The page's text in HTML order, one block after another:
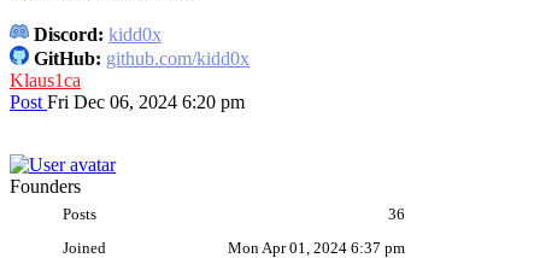
Discord: kidd0x
GitHub: github.com/kidd0x
Klaus1ca
Post Fri Dec 06, 2024 6:20 pm
Founders
Posts
36
Joined
Mon Apr 01, 2024 6:37 pm